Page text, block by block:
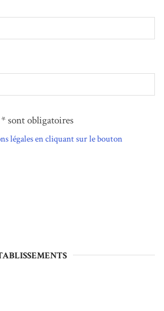
sont obligatoires
légales en cliquant sur le bouton